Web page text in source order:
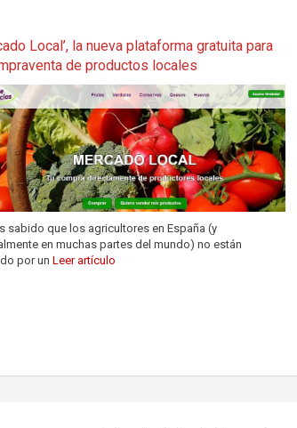
Local’, la nueva plataforma gratuita para
de productos locales
sabido que los agricultores en España (y
en muchas partes del mundo) no están
por un Leer artículo